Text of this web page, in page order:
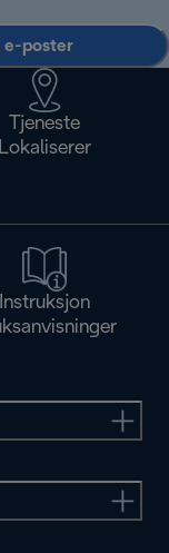
e-poster
Tjeneste
Lokaliserer
Instruksjon